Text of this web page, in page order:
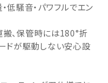
低騒音・パワフルでエン
搬、保管時には180°折
ドが駆動しない安心設